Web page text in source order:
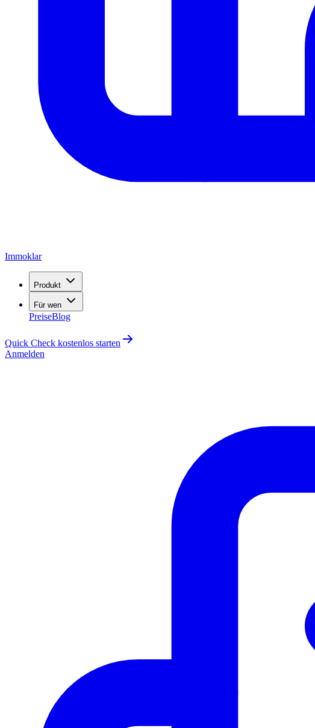
Immoklar
Produkt
Für wen
PreiseBlog
Quick Check kostenlos starten
Anmelden